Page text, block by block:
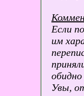
Если
им
Увы,